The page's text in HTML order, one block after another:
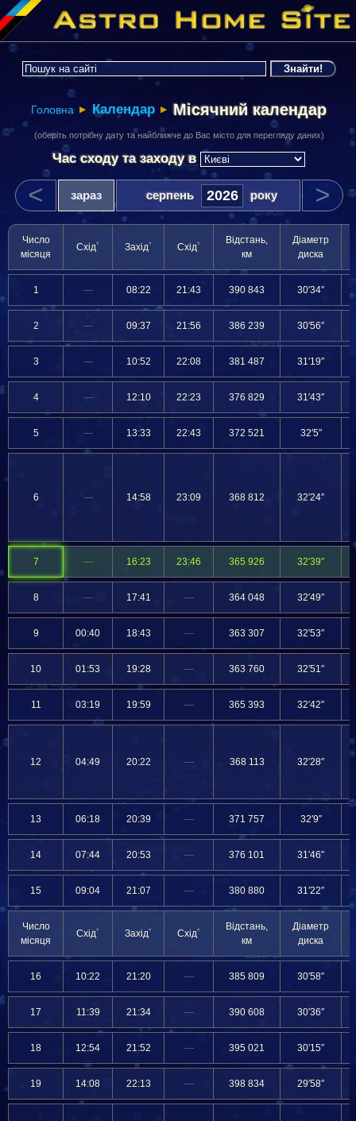
Головна ▶ Календар ▶ Місячний календар
(оберіть потрібну дату та найближче до Вас місто для перегляду даних)
Час сходу та заходув
< зараз серпень року >
Число
місяця
Схід* Захід* Схід*
Відстань,
км
Діаметр
диска
1 — 08:22 21:43 390 843 30′34″
2 — 09:37 21:56 386 239 30′56″
3 — 10:52 22:08 381 487 31′19″
4 — 12:10 22:23 376 829 31′43″
5 — 13:33 22:43 372 521 32′5″
6 — 14:58 23:09 368 812 32′24″
7 — 16:23 23:46 365 926 32′39″
8 — 17:41 — 364 048 32′49″
9 00:40 18:43 — 363 307 32′53″
10 01:53 19:28 — 363 760 32′51″
11 03:19 19:59 — 365 393 32′42″
12 04:49 20:22 — 368 113 32′28″
13 06:18 20:39 — 371 757 32′9″
14 07:44 20:53 — 376 101 31′46″
15 09:04 21:07 — 380 880 31′22″
Число
місяця
Схід* Захід* Схід*
Відстань,
км
Діаметр
диска
16 10:22 21:20 — 385 809 30′58″
17 11:39 21:34 — 390 608 30′36″
18 12:54 21:52 — 395 021 30′15″
19 14:08 22:13 — 398 834 29′58″